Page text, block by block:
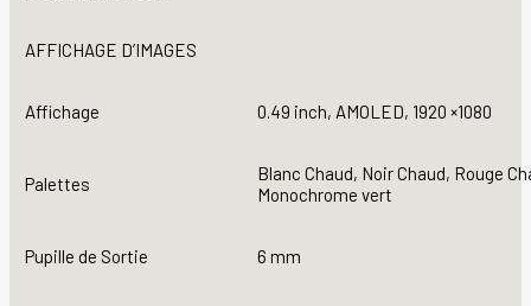
AFFICHAGE D’IMAGES
Affichage 0.49 inch, AMOLED, 1920 ×1080
Palettes
Blanc Chaud, Noir Chaud, Rouge
Monochrome vert
Pupille de Sortie 6 mm